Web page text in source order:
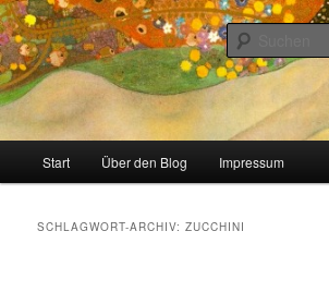
Zum
primären
Inhalt
springen
Zum
sekundären
Inhalt
springenmeinzigartig
Stricken, Nähen und alles was man selber
Start Über den Blog Impressum
SCHLAGWORT-ARCHIV:ZUCCHINI